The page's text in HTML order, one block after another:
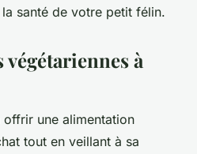
santé de votre petit félin.
à
offrir une alimentation
tout en veillant à sa